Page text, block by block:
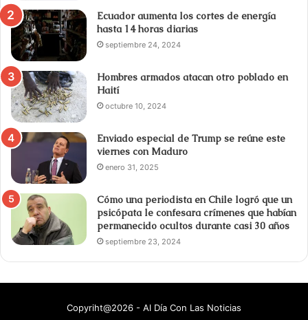
Ecuador aumenta los cortes de energía
hasta 14 horas diarias
septiembre 24, 2024
Hombres armados atacan otro poblado en
Haití
octubre 10, 2024
Enviado especial de Trump se reúne este
viernes con Maduro
enero 31, 2025
Cómo una periodista en Chile logró que un
psicópata le confesara crímenes que habían
permanecido ocultos durante casi 30 años
septiembre 23, 2024
Copyriht@2026 - Al Día Con Las Noticias